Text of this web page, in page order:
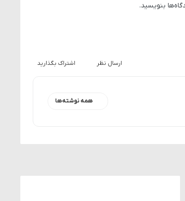
بنویسید.
ارسال نظر اشتراک بگذارید
همه نوشته‌ها